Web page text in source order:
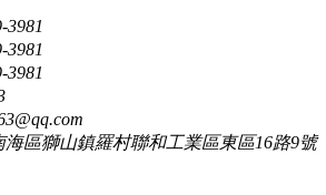
3981
3981
3981
海區獅山鎮羅村聯和工業區東區16路9號